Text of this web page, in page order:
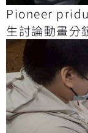
Pioneer
生討論動畫分